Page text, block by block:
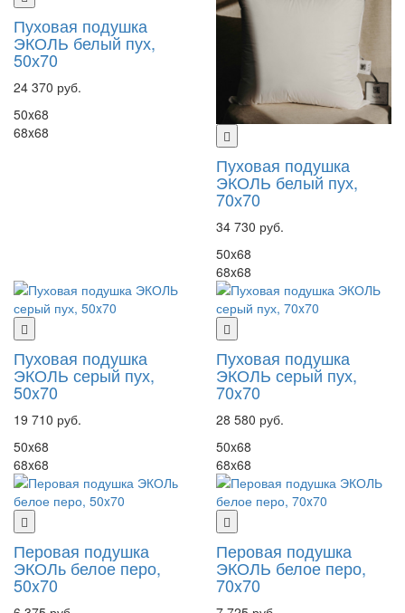
Пуховая подушка
ЭКОЛЬ белый пух,
50х70
24 370 руб.
50x68
68x68
Пуховая подушка
ЭКОЛЬ белый пух,
70х70
34 730 руб.
50x68
68x68
Пуховая подушка
ЭКОЛЬ серый пух,
50x70
19 710 руб.
50x68
68x68
Пуховая подушка
ЭКОЛЬ серый пух,
70x70
28 580 руб.
50x68
68x68
Перовая подушка
ЭКОЛь белое перо,
50x70
Перовая подушка
ЭКОЛЬ белое перо,
70x70